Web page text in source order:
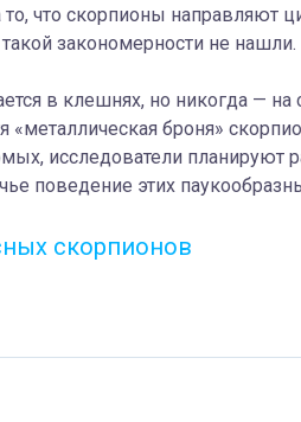
что скорпионы направляют
закономерности не нашли.
в клешнях, но никогда —
броня»
исследователи планируют
поведение этих
скорпионов